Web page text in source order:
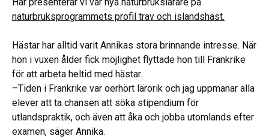
naturbruksprogrammets profil trav och islandshäst.
Hästar har alltid varit Annikas stora brinnande intresse. När
hon i vuxen ålder fick möjlighet flyttade hon till Frankrike
för att arbeta heltid med hästar.
–Tiden i Frankrike var oerhört lärorik och jag uppmanar alla
elever att ta chansen att söka stipendium för
utlandspraktik, och även att åka och jobba utomlands efter
examen, säger Annika.